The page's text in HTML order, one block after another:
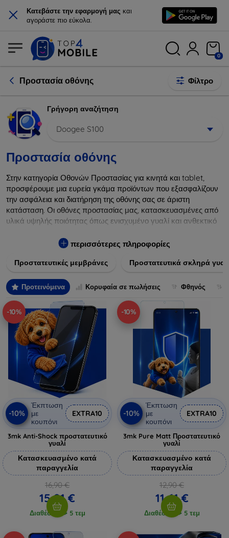
× Κατεβάστε την εφαρμογή μας και
αγοράστε πιο εύκολα.
0
Προστασία οθόνης Φίλτρο
Γρήγορη αναζήτηση
Doogee S100
Προστασία οθόνης
Στην κατηγορία Οθονών Προστασίας για κινητά και tablet,
προσφέρουμε μια ευρεία γκάμα προϊόντων που εξασφαλίζουν
την ασφάλεια και διατήρηση της οθόνης σας σε άριστη
κατάσταση. Οι οθόνες προστασίας μας, κατασκευασμένες από
υλικά υψηλής ποιότητας όπως ενισχυμένο γυαλί και ανθεκτικό
και πτώσεις. Επιπλέον, είναι εύκολες στην εφαρμογή και δεν
φωτεινότητα της οθόνης σας. Επιλέξτε από τις τελευταίες
των προτύπων συσκευών, προσφέροντας παράλληλα
απαράμιλλη εμπειρία χρήστη.
περισσότερες πληροφορίες
Προστατευτικές μεμβράνες Προστατευτικά σκληρά
Προτεινόμενα Κορυφαία σε πωλήσεις Φθηνός
-10%
-10%
Έκπτωση
με
κουπόνι
EXTRA10
3mk Anti-Shock προστατευτικό
γυαλί
Κατασκευασμένο κατά
παραγγελία
16,90 €
15,21 €
Διαθέσιμο > 5 τεμ
-10%
-10%
Έκπτωση
με
κουπόνι
EXTRA10
3mk Pure Matt Προστατευτικό
γυαλί
Κατασκευασμένο κατά
παραγγελία
12,90 €
11,61 €
Διαθέσιμο > 5 τεμ